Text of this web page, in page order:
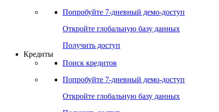
Попробуйте 7-дневный демо-доступ
Откройте глобальную базу данных
Получить доступ
Кредиты
Поиск кредитов
Попробуйте 7-дневный демо-доступ
Откройте глобальную базу данных